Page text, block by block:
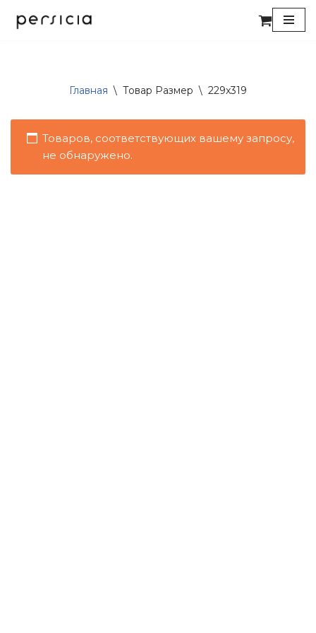
Главная \ Товар Размер \ 229x319
Товаров, соответствующих вашему запросу,
не обнаружено.